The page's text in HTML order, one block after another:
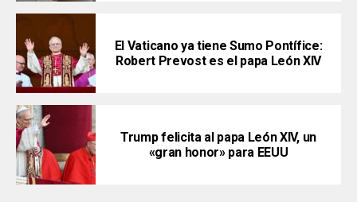
El Vaticano ya tiene Sumo Pontífice:
Robert Prevost es el papa León XIV
Trump felicita al papa León XIV, un
«gran honor» para EEUU